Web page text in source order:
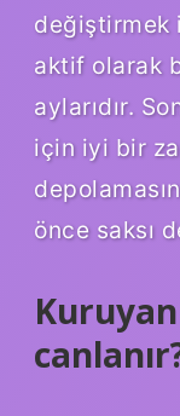
değiştirmek
aktif olarak
aylarıdır.
için iyi bir
önce saksı
Kuruyan